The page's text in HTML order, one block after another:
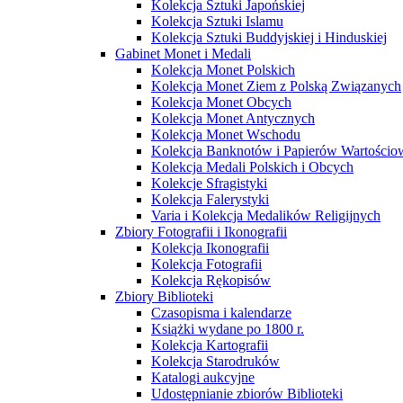
Kolekcja Sztuki Japońskiej
Kolekcja Sztuki Islamu
Kolekcja Sztuki Buddyjskiej i Hinduskiej
Gabinet Monet i Medali
Kolekcja Monet Polskich
Kolekcja Monet Ziem z Polską Związanych
Kolekcja Monet Obcych
Kolekcja Monet Antycznych
Kolekcja Monet Wschodu
Kolekcja Banknotów i Papierów
Kolekcja Medali Polskich i Obcych
Kolekcje Sfragistyki
Kolekcja Falerystyki
Varia i Kolekcja Medalików Religijnych
Zbiory Fotografii i Ikonografii
Kolekcja Ikonografii
Kolekcja Fotografii
Kolekcja Rękopisów
Zbiory Biblioteki
Czasopisma i kalendarze
Książki wydane po 1800 r.
Kolekcja Kartografii
Kolekcja Starodruków
Katalogi aukcyjne
Udostępnianie zbiorów Biblioteki